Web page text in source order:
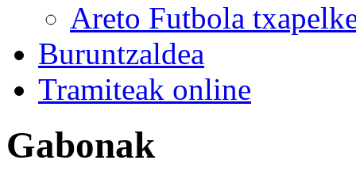
Areto Futbola
Buruntzaldea
Tramiteak online
Gabonak